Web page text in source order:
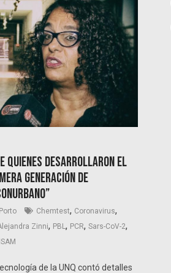
quienes desarrollaron el
generación de
Chemtest, Coronavirus,
Zinni, PBL, PCR,Sars-CoV-2,
de la UNQ contó detalles